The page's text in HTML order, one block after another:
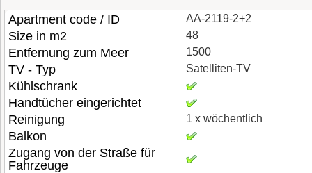
Apartment code / ID AA-2119-2+2
Size in m2 48
Entfernung zum Meer 1500
TV - Typ Satelliten-TV
Kühlschrank
Handtücher eingerichtet
Reinigung
1 x wöchentlich
Balkon
Zugang von der Straße für
Fahrzeuge